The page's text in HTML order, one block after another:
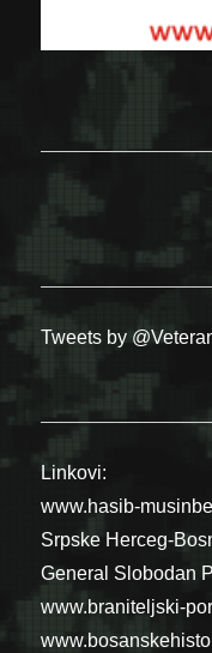
Tweets by
Linkovi:
www.hasib-
Srpske Herceg-
General Slobodan
www.braniteljski-